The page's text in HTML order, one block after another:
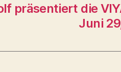
präsentiert die
Juni